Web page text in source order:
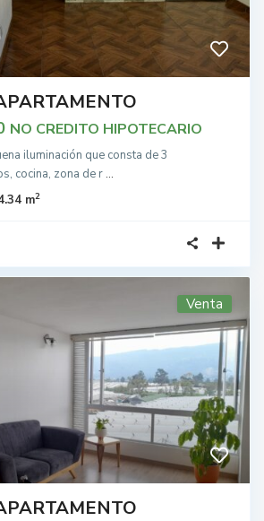
NO CREDITO HIPOTECARIO
iluminación que consta de 3
cocina, zona de r...
m2
Venta